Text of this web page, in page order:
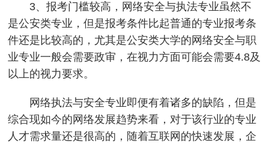
3、报考门槛较高，网络安全与执法专业虽然不
是公安类专业，但是报考条件比起普通的专业报考条
件还是比较高的，尤其是公安类大学的网络安全与职
业专业一般会需要政审，在视力方面可能会需要4.8及
以上的视力要求。
网络执法与安全专业即便有着诸多的缺陷，但是
综合现如今的网络发展趋势来看，对于该行业的专业
人才需求量还是很高的，随着互联网的快速发展，企